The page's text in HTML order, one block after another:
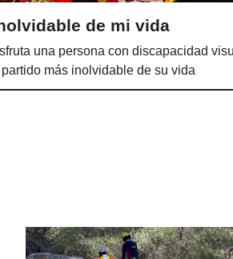
de mi vida
una persona con discapacidad
más inolvidable de su vida